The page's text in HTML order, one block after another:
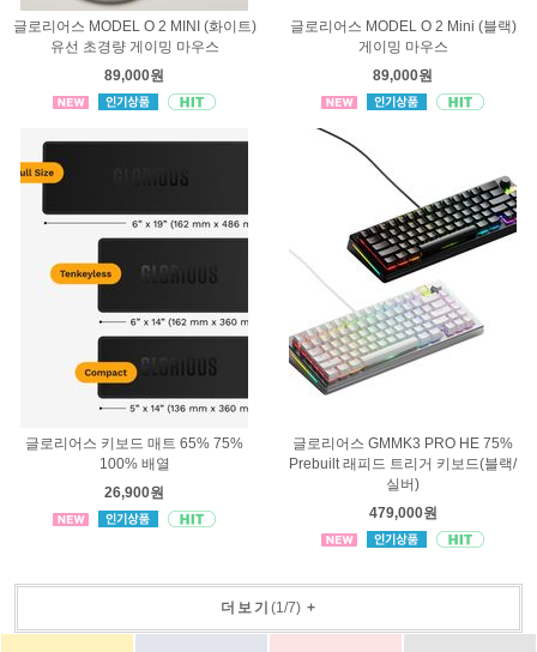
글로리어스 MODEL O 2 MINI (화이트)
유선 초경량 게이밍 마우스
89,000원
글로리어스 MODEL O 2 Mini (블랙)
게이밍 마우스
89,000원
글로리어스 키보드 매트 65% 75%
100% 배열
26,900원
글로리어스 GMMK3 PRO HE 75%
Prebuilt 래피드 트리거 키보드(블랙/
실버)
479,000원
더보기 (1/7)+